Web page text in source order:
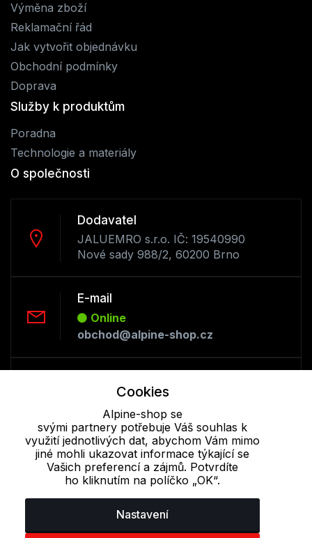
Výměna zboží
Reklamační řád
Jak vytvořit objednávku
Obchodní podmínky
Doprava
Služby k produktům
Poradna
Technologie a materiály
O společnosti
Dodavatel
JALUEMRO s.r.o. IČ: 19540990
Nové sady 988/2, 60200 Brno
E-mail
Online
obchod@alpine-shop.cz
Offline
+420 530 334 493
Cookie - podrobné nastavení|Další informace|Ochrana osobních
Cookies
Alpine-shop se
svými partnery potřebuje Váš souhlas k
využití jednotlivých dat, abychom Vám mimo
jiné mohli ukazovat informace týkající se
Vašich preferencí a zájmů. Potvrdíte
ho kliknutím na políčko „OK“.
Nastavení